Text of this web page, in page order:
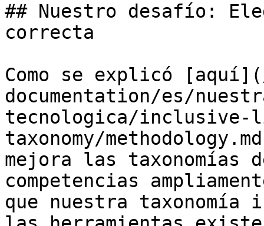
## Nuestro desafío:
correcta
Como se explicó
documentation/es/
tecnologica/inclusive-
taxonomy/
mejora las taxonomías
competencias
que nuestra